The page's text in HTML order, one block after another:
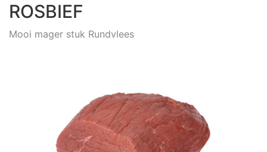
ROSBIEF
Mooi mager stuk Rundvlees